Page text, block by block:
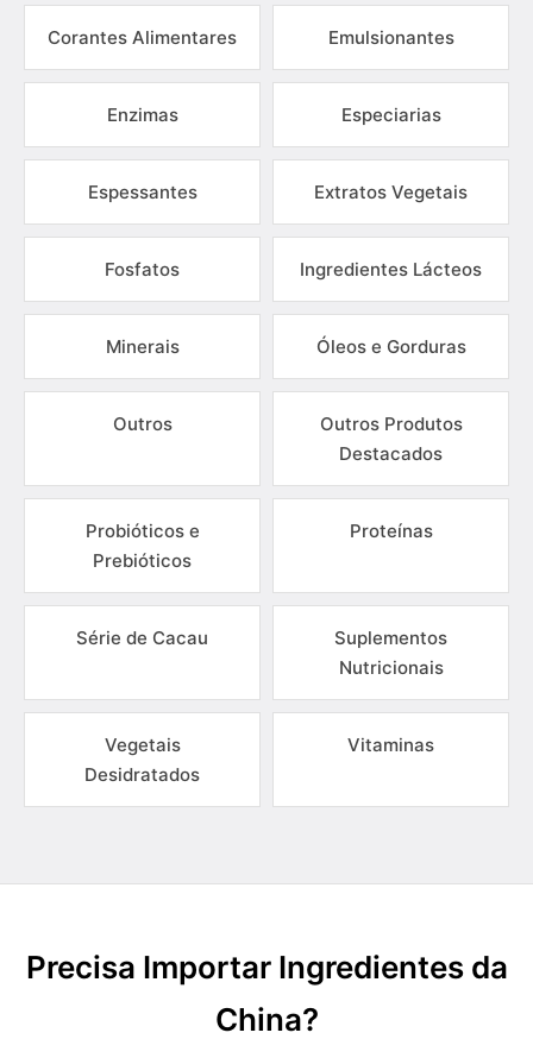
Corantes Alimentares Emulsionantes
Enzimas Especiarias
Espessantes Extratos Vegetais
Fosfatos Ingredientes Lácteos
Minerais Óleos e Gorduras
Outros
Outros Produtos
Destacados
Probióticos e
Prebióticos
Proteínas
Série de Cacau
Suplementos
Nutricionais
Vegetais
Desidratados
Vitaminas
Precisa Importar Ingredientes da
China?